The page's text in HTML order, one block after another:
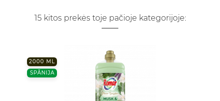
15 kitos prekės toje pačioje kategorijoje:
2000 ML
SPĀNIJA